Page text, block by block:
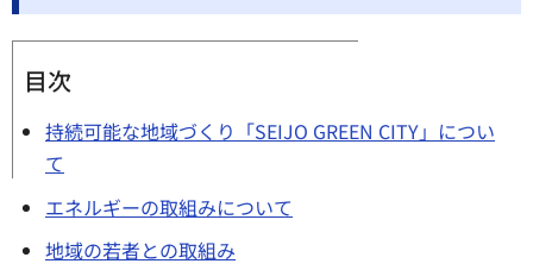
目次
持続可能な地域づくり「SEIJO GREEN CITY」につい
て
エネルギーの取組みについて
地域の若者との取組み